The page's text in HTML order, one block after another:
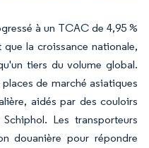
à un TCAC de 4,95 %
la croissance nationale,
tiers du volume global.
de marché asiatiques
aidés par des couloirs
Les transporteurs
douanière pour répondre